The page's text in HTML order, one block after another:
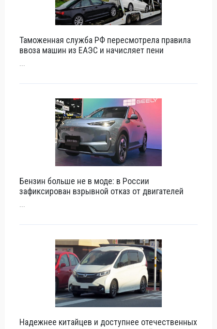
Таможенная служба РФ пересмотрела правила
ввоза машин из ЕАЭС и начисляет пени
...
Бензин больше не в моде: в России
зафиксирован взрывной отказ от двигателей
...
Надежнее китайцев и доступнее отечественных